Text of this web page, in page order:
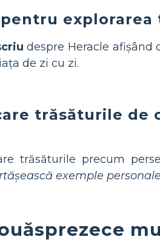
despre Heracle afișând
de zi cu zi.
trăsăturile de
trăsăturile precum
exemple